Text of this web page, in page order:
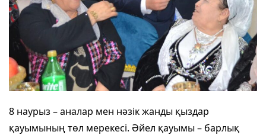
8 наурыз – аналар мен нәзік жанды қыздар
қауымының төл мерекесі. Әйел қауымы – барлық